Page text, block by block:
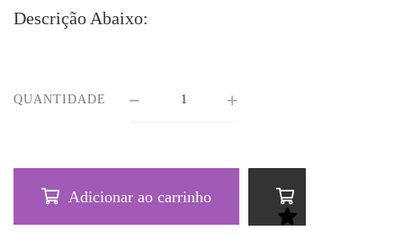
Descrição Abaixo:
QUANTIDADE
Adicionar ao carrinho